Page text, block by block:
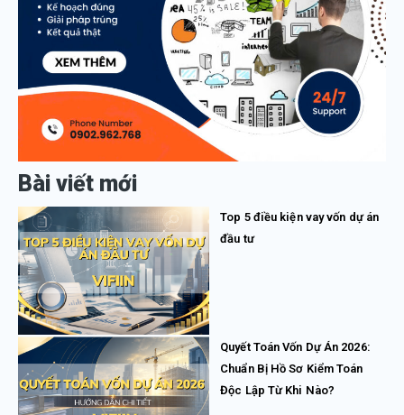
Bài viết mới
Top 5 điều kiện vay vốn dự án
đầu tư
Quyết Toán Vốn Dự Án 2026:
Chuẩn Bị Hồ Sơ Kiểm Toán
Độc Lập Từ Khi Nào?